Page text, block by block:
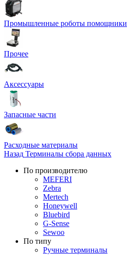
Промышленные роботы помощники
Прочее
Аксессуары
Запасные части
Расходные материалы
Назад Терминалы сбора данных
По производителю
MEFERI
Zebra
Mertech
Honeywell
Bluebird
G-Sense
Sewoo
По типу
Ручные терминалы